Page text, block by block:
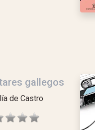
gallegos
de Castro